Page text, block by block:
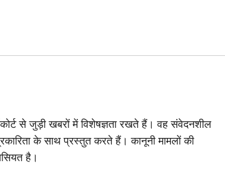
से जुड़ी खबरों में विशेषज्ञता रखते हैं। वह संवेदनशील
के साथ प्रस्तुत करते हैं। कानूनी मामलों की
है।